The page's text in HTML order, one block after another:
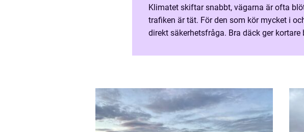
Klimatet skiftar snabbt, vägarna är ofta
trafiken är tät. För den som kör mycket i
direkt säkerhetsfråga. Bra däck ger